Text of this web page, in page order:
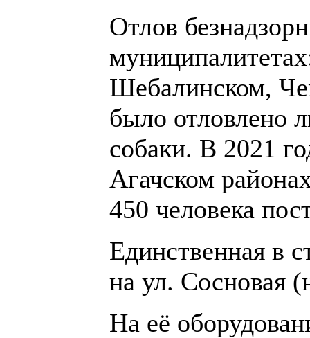
Отлов
Шебалинском,
было отловлено
собаки. В 2021
Агачском
450 человека
Единственная в
на ул. Сосновая
На её